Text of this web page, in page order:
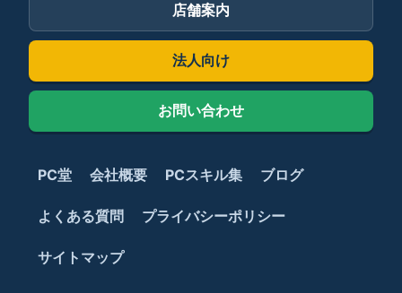
店舗案内
法人向け
お問い合わせ
PC堂 会社概要 PCスキル集 ブログ
よくある質問 プライバシーポリシー
サイトマップ